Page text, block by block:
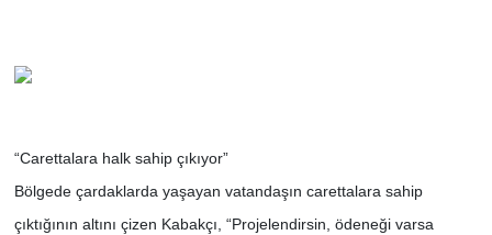
“Carettalara halk sahip çıkıyor”
Bölgede çardaklarda yaşayan vatandaşın carettalara sahip
çıktığının altını çizen Kabakçı, “Projelendirsin, ödeneği varsa